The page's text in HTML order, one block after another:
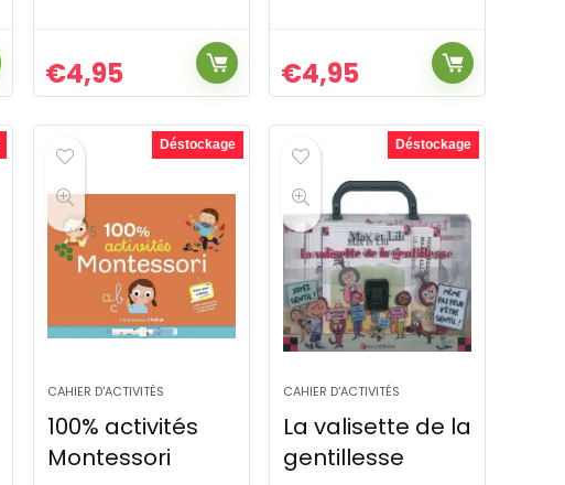
€4,95 €4,95
Déstockage
CAHIER D'ACTIVITÉS
100% activités
Montessori
Déstockage
CAHIER D'ACTIVITÉS
La valisette de la
gentillesse